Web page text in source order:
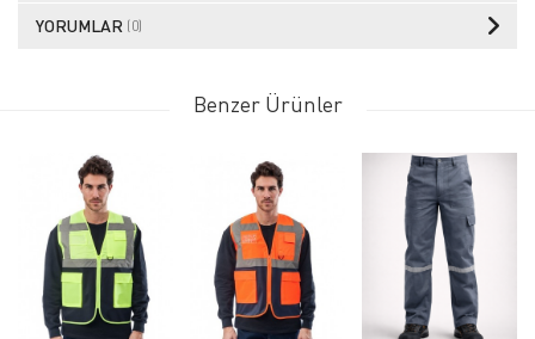
YORUMLAR (0)
Benzer Ürünler